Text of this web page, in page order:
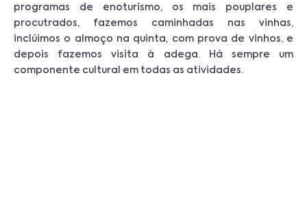
programas de enoturismo, os mais pouplares e
procutrados, fazemos caminhadas nas vinhas,
inclúimos o almoço na quinta, com prova de vinhos, e
depois fazemos visita à adega. Há sempre um
componente cultural em todas as atividades.